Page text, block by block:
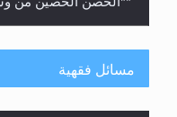
مسائل فقهية